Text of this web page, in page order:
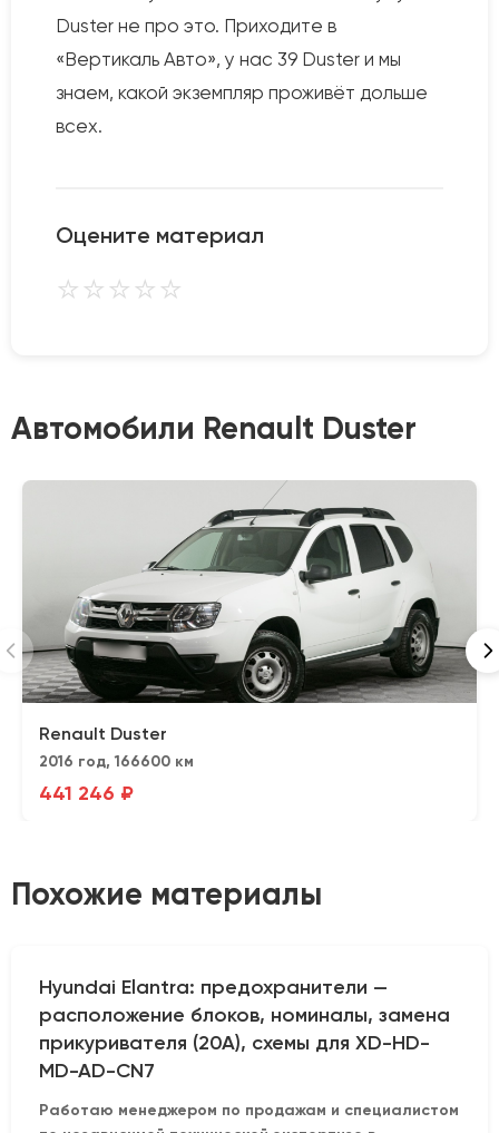
Duster не про это. Приходите в
«Вертикаль Авто», у нас 39 Duster и мы
знаем, какой экземпляр проживёт дольше
всех.
Оцените материал
⭐⭐⭐⭐⭐
Автомобили Renault Duster
Renault Duster
2016 год, 166600 км
441 246 ₽
Похожие материалы
Hyundai Elantra: предохранители —
расположение блоков, номиналы, замена
прикуривателя (20А), схемы для XD-HD-
MD-AD-CN7
Работаю менеджером по продажам и специалистом